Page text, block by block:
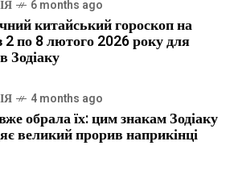
6 months ago
китайський гороскоп на
2 по 8 лютого 2026 року для
Зодіаку
4 months ago
обрала їх: цим знакам Зодіаку
великий прорив наприкінці